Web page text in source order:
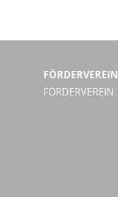
FÖRDERVEREIN
FÖRDERVEREIN